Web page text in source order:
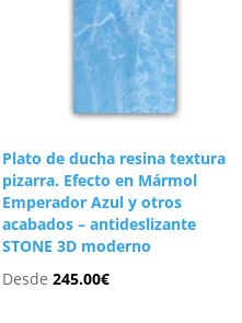
Plato de ducha resina textura
pizarra. Efecto en Mármol
Emperador Azul y otros
acabados – antideslizante
STONE 3D moderno
Desde245.00€